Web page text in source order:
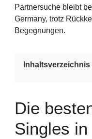
Partnersuche bleibt
Germany, trotz
Begegnungen.
Inhaltsverzeichnis
Die
Singles